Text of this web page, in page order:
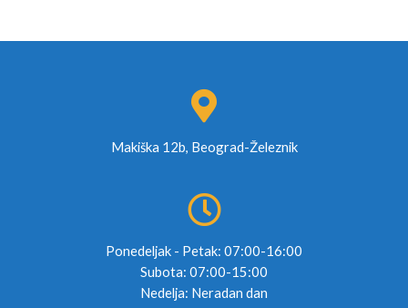
Makiška 12b, Beograd-Železnik
Ponedeljak - Petak: 07:00-16:00
Subota: 07:00-15:00
Nedelja: Neradan dan